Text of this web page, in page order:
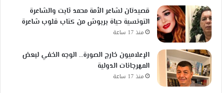
قصيدتان لشاعر الأمة محمد ثابت والشاعرة
التونسية حياة بربوش من كتاب قلوب شاعرة
منذ 17 ساعة
الإعلاميون خارج الصورة… الوجه الخفي لبعض
المهرجانات الدولية
منذ 17 ساعة